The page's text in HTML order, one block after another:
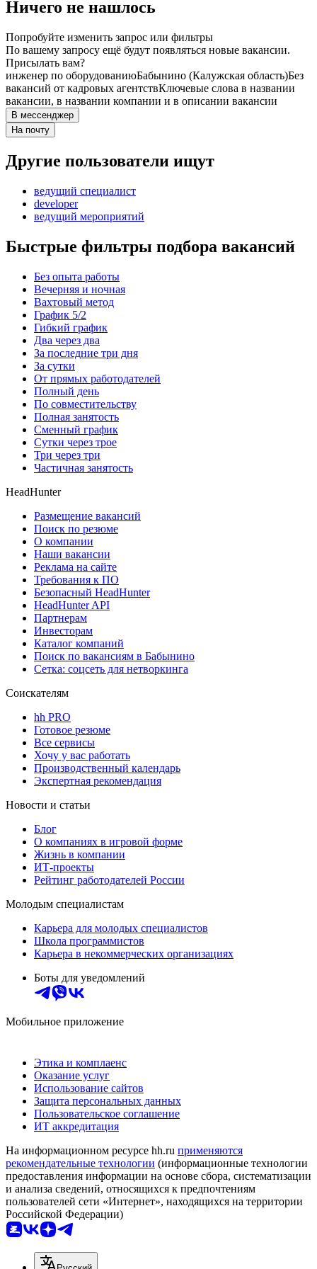
Ничего не нашлось
Попробуйте изменить запрос или фильтры
По вашему запросу ещё будут появляться новые вакансии.
Присылать вам?
инженер по оборудованиюБабынино (Калужская область)Без
вакансий от кадровых агентствКлючевые слова в названии
вакансии, в названии компании и в описании вакансии
В мессенджер
На почту
Другие пользователи ищут
ведущий специалист
developer
ведущий мероприятий
Быстрые фильтры подбора вакансий
Без опыта работы
Вечерняя и ночная
Вахтовый метод
График 5/2
Гибкий график
Два через два
За последние три дня
За сутки
От прямых работодателей
Полный день
По совместительству
Полная занятость
Сменный график
Сутки через трое
Три через три
Частичная занятость
HeadHunter
Размещение вакансий
Поиск по резюме
О компании
Наши вакансии
Реклама на сайте
Требования к ПО
Безопасный HeadHunter
HeadHunter API
Партнерам
Инвесторам
Каталог компаний
Поиск по вакансиям в Бабынино
Сетка: соцсеть для нетворкинга
Соискателям
hh PRO
Готовое резюме
Все сервисы
Хочу у вас работать
Производственный календарь
Экспертная рекомендация
Новости и статьи
Блог
О компаниях в игровой форме
Жизнь в компании
ИТ-проекты
Рейтинг работодателей России
Молодым специалистам
Карьера для молодых специалистов
Школа программистов
Карьера в некоммерческих организациях
Боты для уведомлений
Мобильное приложение
Этика и комплаенс
Оказание услуг
Использование сайтов
Защита персональных данных
Пользовательское соглашение
ИТ аккредитация
На информационном ресурсе hh.ru применяются
рекомендательные технологии (информационные технологии
предоставления информации на основе сбора, систематизации
и анализа сведений, относящихся к предпочтениям
пользователей сети «Интернет», находящихся на территории
Российской Федерации)